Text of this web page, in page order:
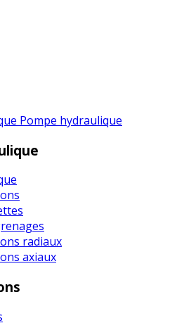
Pompe hydraulique
radiaux
axiaux